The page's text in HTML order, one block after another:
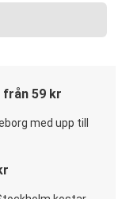
från 59 kr
med upp till